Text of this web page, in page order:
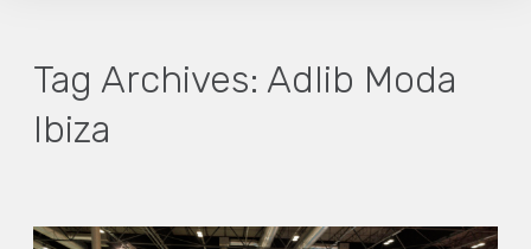
Tag Archives:Adlib Moda
Ibiza